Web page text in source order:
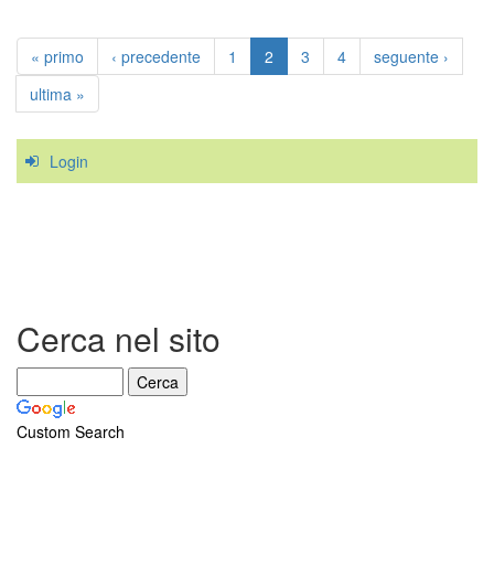
« primo ‹ precedente 1 2 3 4
seguente ›
ultima »
Login
Cerca nel sito
Custom Search